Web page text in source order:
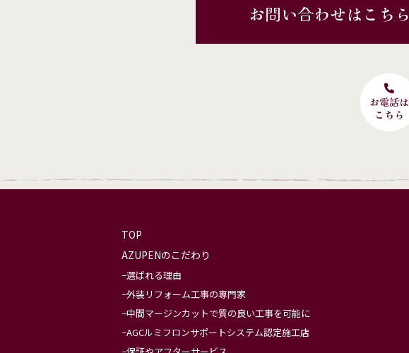
お問い合わせはこちら
TOP
AZUPENのこだわり
選ばれる理由
外装リフォーム工事の専門家
中間マージンカットで質の良い工事を可能に
AGCルミフロンサポートシステム認定施工店